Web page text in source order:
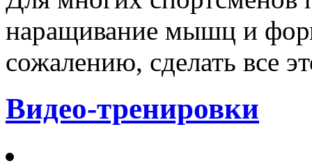
наращивание мышц и
сожалению, сделать все
Видео-тренировки